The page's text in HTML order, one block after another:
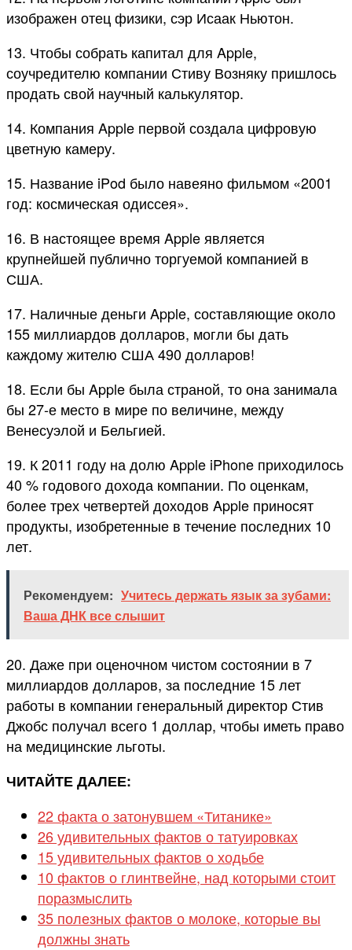
изображен отец физики, сэр Исаак Ньютон.
13. Чтобы собрать капитал для Apple,
соучредителю компании Стиву Возняку пришлось
продать свой научный калькулятор.
14. Компания Apple первой создала цифровую
цветную камеру.
15. Название iPod было навеяно фильмом «2001
год: космическая одиссея».
16. В настоящее время Apple является
крупнейшей публично торгуемой компанией в
США.
17. Наличные деньги Apple, составляющие около
155 миллиардов долларов, могли бы дать
каждому жителю США 490 долларов!
18. Если бы Apple была страной, то она занимала
бы 27-е место в мире по величине, между
Венесуэлой и Бельгией.
19. К 2011 году на долю Apple iPhone приходилось
40 % годового дохода компании. По оценкам,
более трех четвертей доходов Apple приносят
продукты, изобретенные в течение последних 10
лет.
Рекомендуем: Учитесь держать язык за зубами:
Ваша ДНК все слышит
20. Даже при оценочном чистом состоянии в 7
миллиардов долларов, за последние 15 лет
работы в компании генеральный директор Стив
Джобс получал всего 1 доллар, чтобы иметь право
на медицинские льготы.
ЧИТАЙТЕ ДАЛЕЕ:
22 факта о затонувшем «Титанике»
26 удивительных фактов о татуировках
15 удивительных фактов о ходьбе
10 фактов о глинтвейне, над которыми стоит
поразмыслить
35 полезных фактов о молоке, которые вы
должны знать